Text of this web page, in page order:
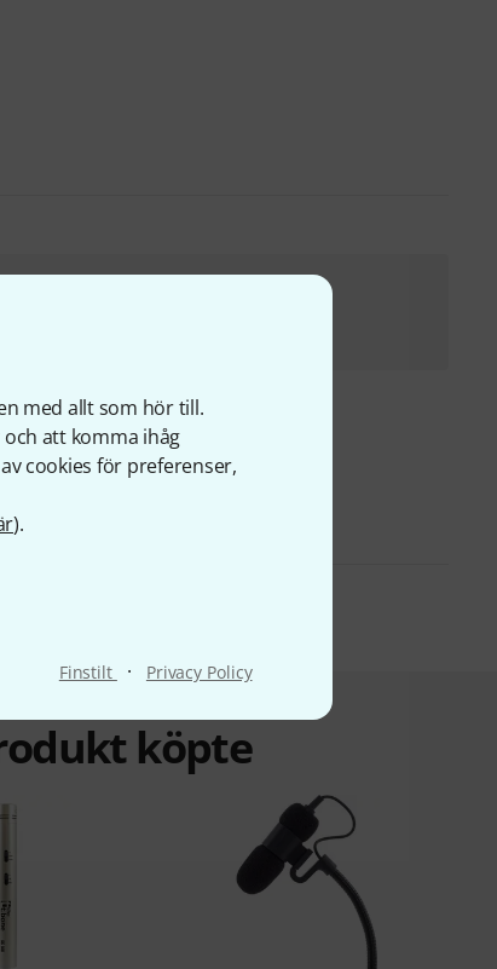
med allt som hör till.
att komma ihåg
cookies för preferenser,
).
Finstilt · Privacy Policy
köpte